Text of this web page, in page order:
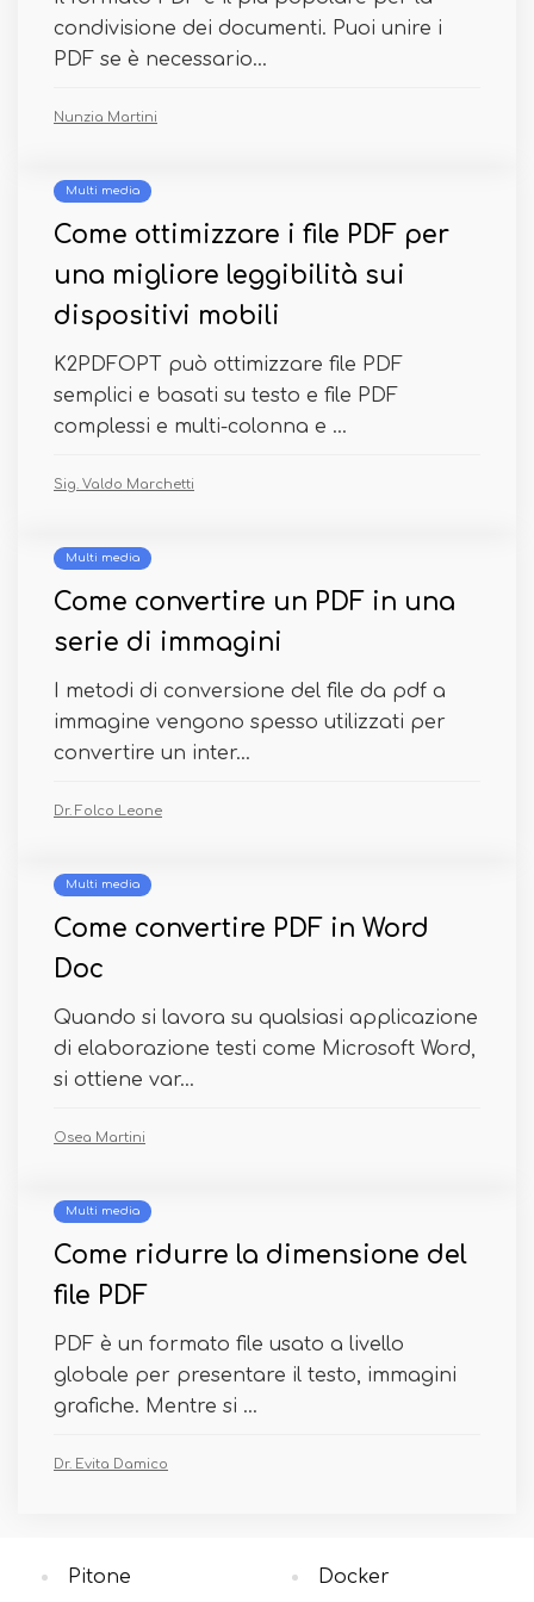
condivisione dei documenti. Puoi unire i
PDF se è necessario...
Nunzia Martini
Multi media
Come ottimizzare i file PDF per
una migliore leggibilità sui
dispositivi mobili
K2PDFOPT può ottimizzare file PDF
semplici e basati su testo e file PDF
complessi e multi-colonna e ...
Sig. Valdo Marchetti
Multi media
Come convertire un PDF in una
serie di immagini
I metodi di conversione del file da pdf a
immagine vengono spesso utilizzati per
convertire un inter...
Dr. Folco Leone
Multi media
Come convertire PDF in Word
Doc
Quando si lavora su qualsiasi applicazione
di elaborazione testi come Microsoft Word,
si ottiene var...
Osea Martini
Multi media
Come ridurre la dimensione del
file PDF
PDF è un formato file usato a livello
globale per presentare il testo, immagini
grafiche. Mentre si ...
Dr. Evita Damico
Pitone Docker